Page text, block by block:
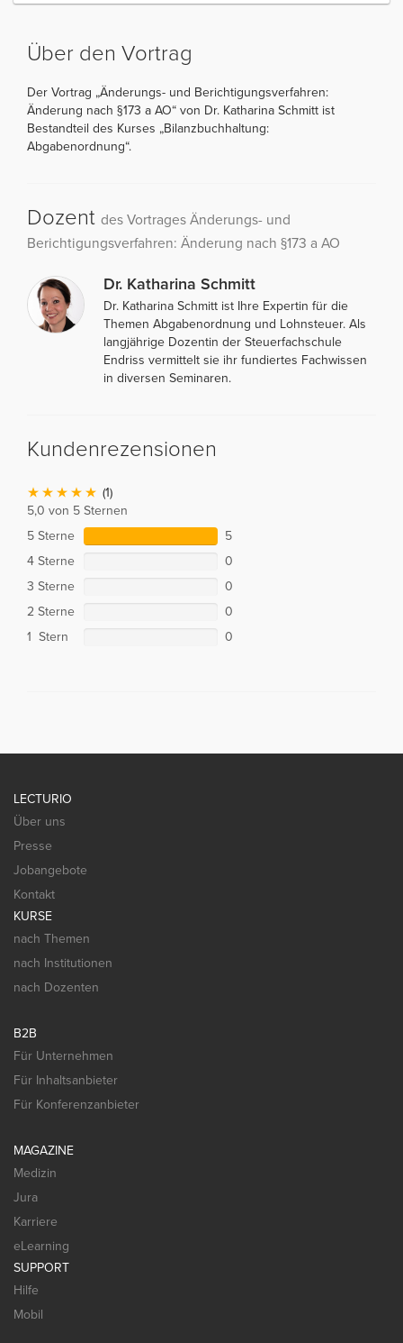
Über den Vortrag
Der Vortrag „Änderungs- und Berichtigungsverfahren:
Änderung nach §173 a AO“ von Dr. Katharina Schmitt ist
Bestandteil des Kurses „Bilanzbuchhaltung:
Abgabenordnung“.
Dozent des Vortrages Änderungs- und
Berichtigungsverfahren: Änderung nach §173 a AO
Dr. Katharina Schmitt
Dr. Katharina Schmitt ist Ihre Expertin für die
Themen Abgabenordnung und Lohnsteuer. Als
langjährige Dozentin der Steuerfachschule
Endriss vermittelt sie ihr fundiertes Fachwissen
in diversen Seminaren.
Kundenrezensionen
(1)
5,0 von 5 Sternen
5 Sterne
5
4 Sterne
0
3 Sterne
0
2 Sterne
0
1 Stern
0
LECTURIO
Über uns
Presse
Jobangebote
Kontakt
KURSE
nach Themen
nach Institutionen
nach Dozenten
B2B
Für Unternehmen
Für Inhaltsanbieter
Für Konferenzanbieter
MAGAZINE
Medizin
Jura
Karriere
eLearning
SUPPORT
Hilfe
Mobil